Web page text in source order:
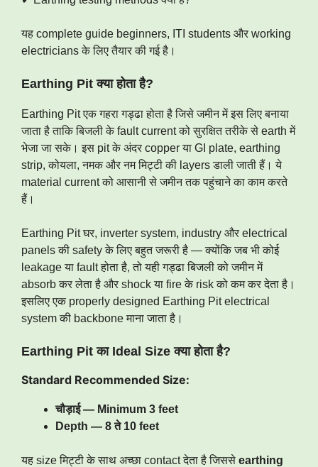
यह complete guide beginners, ITI students और working
electricians के लिए तैयार की गई है।
Earthing Pit क्या होता है?
Earthing Pit एक गहरा गड्ढा होता है जिसे जमीन में इस लिए बनाया
जाता है ताकि बिजली के fault current को सुरक्षित तरीके से earth में
भेजा जा सके। इस pit के अंदर copper या GI plate, earthing
strip, कोयला, नमक और नम मिट्टी की layers डाली जाती हैं। ये
material current को आसानी से जमीन तक पहुंचाने का काम करते
हैं।
Earthing Pit घर, inverter system, industry और electrical
panels की safety के लिए बहुत जरूरी है — क्योंकि जब भी कोई
leakage या fault होता है, तो यही गड्ढा बिजली को जमीन में
absorb कर लेता है और shock या fire के risk को कम कर देता है।
इसलिए एक properly designed Earthing Pit electrical
system की backbone माना जाता है।
Earthing Pit का Ideal Size क्या होता है?
Standard Recommended Size:
चौड़ाई — Minimum 3 feet
Depth — 8 ते 10 feet
यह size मिट्टी के साथ अच्छा contact देता है जिससे earthing